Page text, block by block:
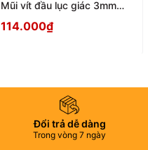
Mũi vít đầu lục giác 3mm
114.000₫
Đổi trả dễ dàng
Trong vòng 7 ngày